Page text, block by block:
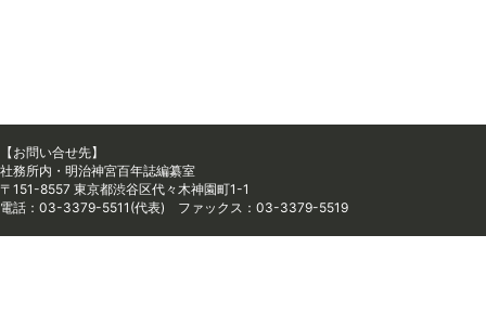
【お問い合せ先】
社務所内・明治神宮百年誌編纂室
〒151-8557 東京都渋谷区代々木神園町1-1
電話：03-3379-5511(代表) ファックス：03-3379-5519